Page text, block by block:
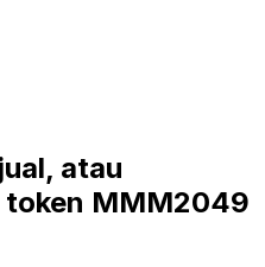
atau
token MMM2049